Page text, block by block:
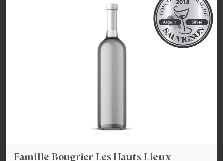
Famille Bougrier Les Hauts Lieux